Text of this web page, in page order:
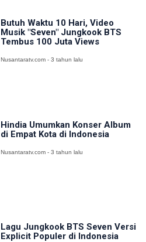
Butuh Waktu 10 Hari, Video
Musik "Seven" Jungkook BTS
Tembus 100 Juta Views
Nusantaratv.com - 3 tahun lalu
Hindia Umumkan Konser Album
di Empat Kota di Indonesia
Nusantaratv.com - 3 tahun lalu
Lagu Jungkook BTS Seven Versi
Explicit Populer di Indonesia